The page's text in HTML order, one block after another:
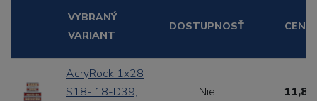
VYBRANÝ
VARIANT
DOSTUPNOSŤ CENA
AcryRock 1x28
S18-I18-D39,
Nie